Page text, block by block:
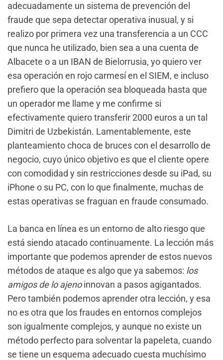
adecuadamente un sistema de prevención del
fraude que sepa detectar operativa inusual, y si
realizo por primera vez una transferencia a un CCC
que nunca he utilizado, bien sea a una cuenta de
Albacete o a un IBAN de Bielorrusia, yo quiero ver
esa operación en rojo carmesí en el SIEM, e incluso
prefiero que la operación sea bloqueada hasta que
un operador me llame y me confirme si
efectivamente quiero transferir 2000 euros a un tal
Dimitri de Uzbekistán. Lamentablemente, este
planteamiento choca de bruces con el desarrollo de
negocio, cuyo único objetivo es que el cliente opere
con comodidad y sin restricciones desde su iPad, su
iPhone o su PC, con lo que finalmente, muchas de
estas operativas se fraguan en fraude consumado.
La banca en línea es un entorno de alto riesgo que
está siendo atacado continuamente. La lección más
importante que podemos aprender de estos nuevos
métodos de ataque es algo que ya sabemos: los
amigos de lo ajenoinnovan a pasos agigantados.
Pero también podemos aprender otra lección, y esa
no es otra que los fraudes en entornos complejos
son igualmente complejos, y aunque no existe un
método perfecto para solventar la papeleta, cuando
se tiene un esquema adecuado cuesta muchísimo